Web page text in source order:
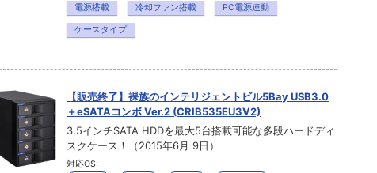
電源搭載
冷却ファン搭載 PC電源連動
ケースタイプ
【販売終了】裸族のインテリジェントビル5Bay USB3.0
＋eSATAコンボ Ver.2 (CRIB535EU3V2)
3.5インチSATA HDDを最大5台搭載可能な多段ハードディ
スクケース！（2015年6月 9日）
対応OS: